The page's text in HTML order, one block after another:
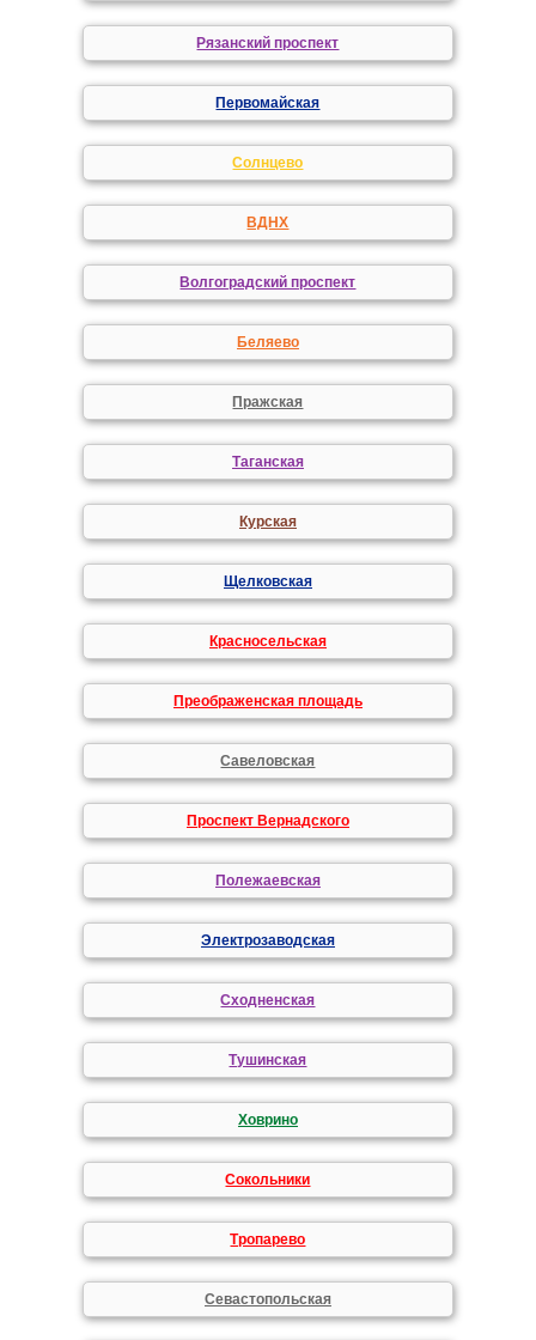
Рязанский проспект
Первомайская
Солнцево
ВДНХ
Волгоградский проспект
Беляево
Пражская
Таганская
Курская
Щелковская
Красносельская
Преображенская площадь
Савеловская
Проспект Вернадского
Полежаевская
Электрозаводская
Сходненская
Тушинская
Ховрино
Сокольники
Тропарево
Севастопольская